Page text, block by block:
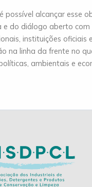
possível alcançar esse
do diálogo aberto com
instituições oficiais
na linha da frente no
ambientais e